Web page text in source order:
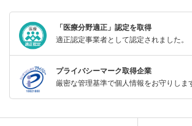
「医療分野適正」認定を取得
適正認定事業者として認定されました。
プライバシーマーク取得企業
厳密な管理基準で個人情報をお守りしま